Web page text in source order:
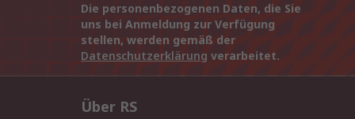
Die personenbezogenen Daten, die Sie
uns bei Anmeldung zur Verfügung
stellen, werden gemäß der
Datenschutzerklärung verarbeitet.
Über RS